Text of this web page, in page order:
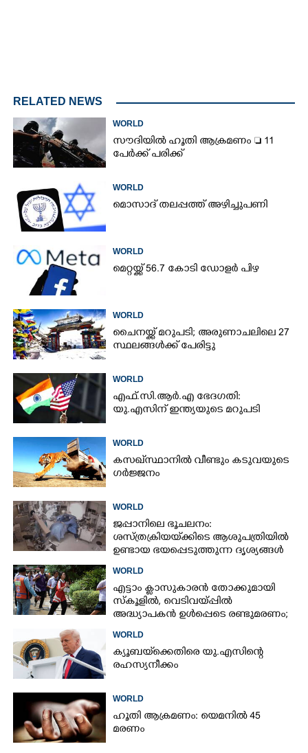
RELATED NEWS
WORLD
സൗദിയിൽ ഹൂതി ആക്രമണം  11
പേർക്ക് പരിക്ക്
WORLD
മൊസാദ് തലപ്പത്ത് അഴിച്ചുപണി
WORLD
മെറ്റയ്ക്ക് 56.7 കോടി ഡോളർ പിഴ
WORLD
ചൈനയ്ക്ക് മറുപടി; അരുണാചലിലെ 27
സ്ഥലങ്ങൾക്ക് പേരിട്ടു
WORLD
എഫ്.സി.ആർ.എ ഭേദഗതി:
യു.എസിന് ഇന്ത്യയുടെ മറുപടി
WORLD
കസഖ്‌സ്ഥാനിൽ വീണ്ടും കടുവയുടെ
ഗർജ്ജനം
WORLD
ജപ്പാനിലെ ഭൂചലനം:
ശസ്ത്രക്രിയ‌യ്‌ക്കി‌ടെ ആശുപത്രിയിൽ
ഉണ്ടായ ഭയപ്പെടുത്തുന്ന ദൃശ്യങ്ങൾ
WORLD
എട്ടാം ക്ളാസുകാരൻ തോക്കുമായി
സ്കൂളിൽ, വെടിവയ്പ്പിൽ
അദ്ധ്യാപകൻ ഉൾപ്പെടെ രണ്ടുമരണം;
WORLD
ക്യൂബയ്‌ക്കെതിരെ യു.എസിന്റെ
രഹസ്യനീക്കം
WORLD
ഹൂതി ആക്രമണം: യെമനിൽ 45
മരണം